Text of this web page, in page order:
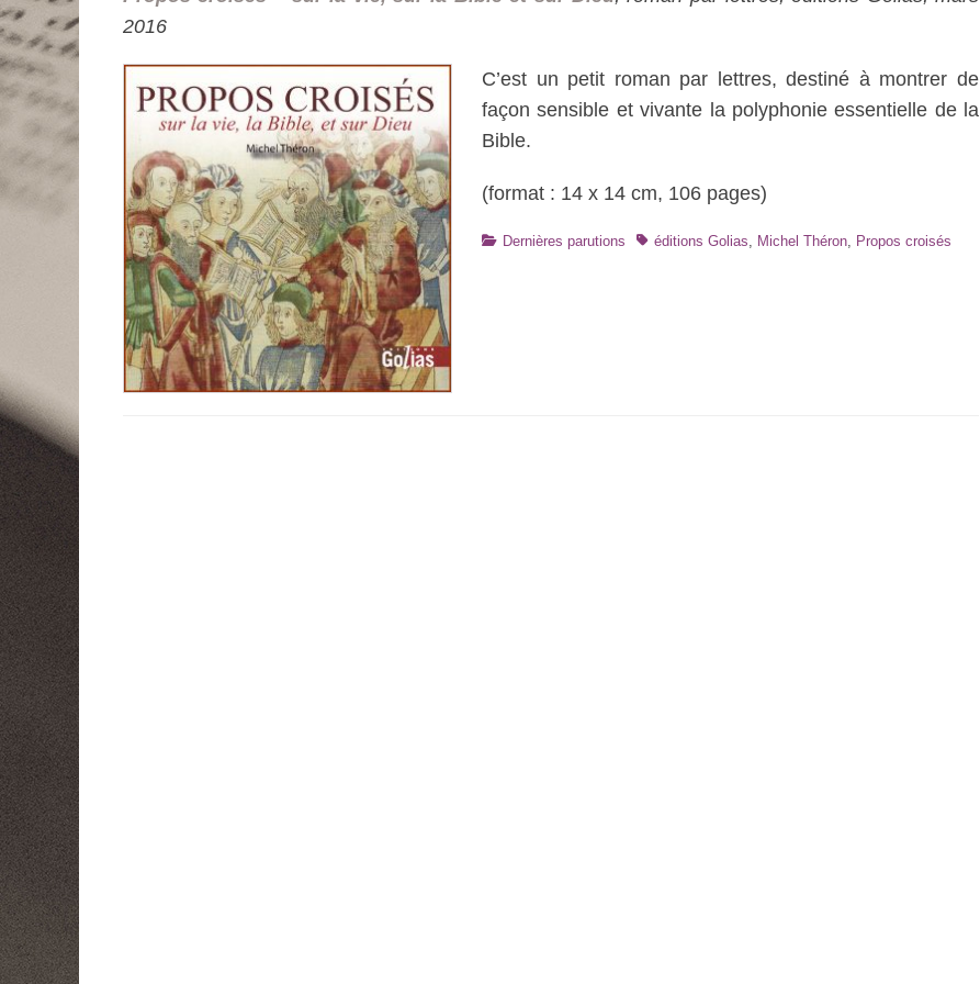
2016
C’est un petit roman par lettres, destiné à montrer de
façon sensible et vivante la polyphonie essentielle de la
Bible.
(format : 14 x 14 cm, 106 pages)
Catégories
Dernières parutions Tagséditions Golias, Michel Théron, Propos croisés